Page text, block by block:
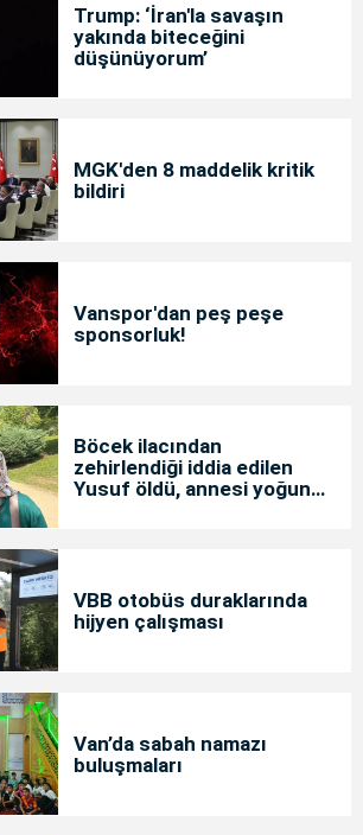
Trump: ‘İran'la savaşın
yakında biteceğini
düşünüyorum’
MGK'den 8 maddelik kritik
bildiri
Vanspor'dan peş peşe
sponsorluk!
Böcek ilacından
zehirlendiği iddia edilen
Yusuf öldü, annesi yoğun
VBB otobüs duraklarında
hijyen çalışması
Van’da sabah namazı
buluşmaları